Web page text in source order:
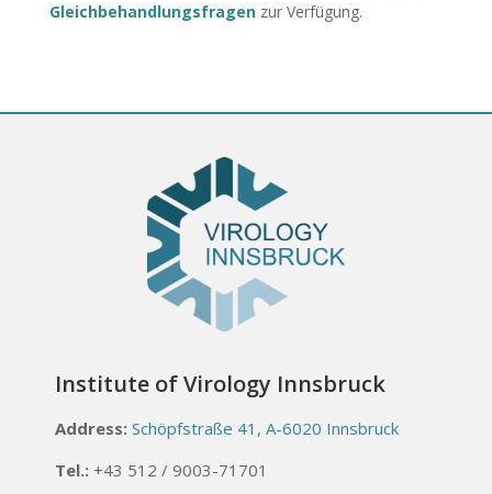
Gleichbehandlungsfragenzur Verfügung.
Institute of Virology Innsbruck
Address: Schöpfstraße 41, A-6020 Innsbruck
Tel.: +43 512 / 9003-71701